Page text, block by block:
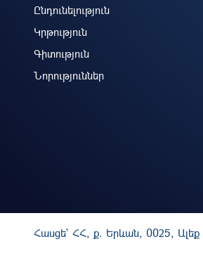
Ընդունելություն
Կրթություն
Գիտություն
Նորություններ
Հասցե` ՀՀ, ք. Երևան, 0025, Ալեք